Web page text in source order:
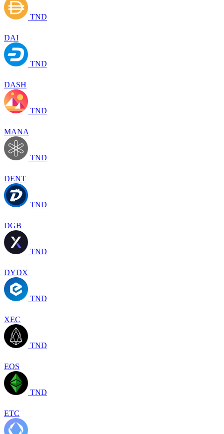
TND
DAI
TND
DASH
TND
MANA
TND
DENT
TND
DGB
TND
DYDX
TND
XEC
TND
EOS
TND
ETC